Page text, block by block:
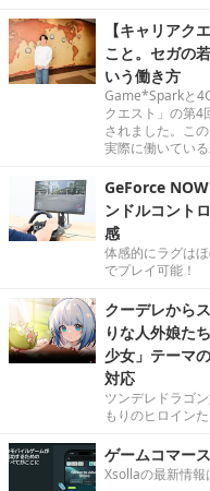
【キャリアク
こと。セガの
いう働き方
Game*Sparkと
クエスト」の第4
されました。こ
実際に働いてい
GeForce
ンドルコント
感
体感的にラグは
でプレイ可能！
クーデレから
りな人外娘た
少女」テーマ
対応
ツンデレドラゴ
もりのヒロイン
ゲームコマー
Xsollaの最新情報